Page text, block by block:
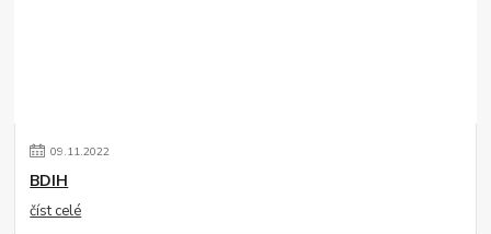
09.11.2022
BDIH
číst celé